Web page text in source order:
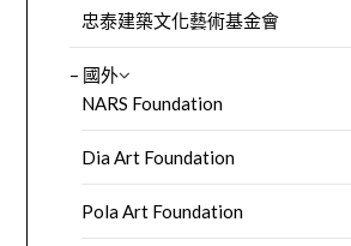
忠泰建築文化藝術基金會
– 國外
NARS Foundation
Dia Art Foundation
Pola Art Foundation